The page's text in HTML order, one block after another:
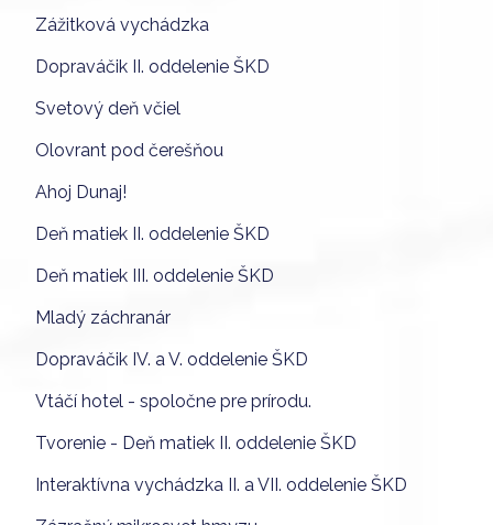
Zážitková vychádzka
Dopraváčik II. oddelenie ŠKD
Svetový deň včiel
Olovrant pod čerešňou
Ahoj Dunaj!
Deň matiek II. oddelenie ŠKD
Deň matiek III. oddelenie ŠKD
Mladý záchranár
Dopraváčik IV. a V. oddelenie ŠKD
Vtáčí hotel - spoločne pre prírodu.
Tvorenie - Deň matiek II. oddelenie ŠKD
Interaktívna vychádzka II. a VII. oddelenie ŠKD